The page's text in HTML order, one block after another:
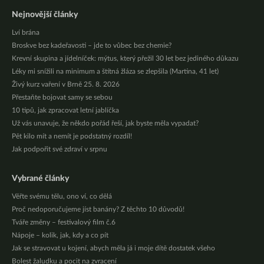
Nejnovější články
Lví brána
Broskve bez kadeřavosti – jde to vůbec bez chemie?
Krevní skupina a jídelníček: mýtus, který přežil 30 let bez jediného důkazu
Léky mi snížili na minimum a štítná žláza se zlepšila (Martina, 41 let)
Živý kurz vaření v Brně 25. 8. 2026
Přestaňte bojovat samy se sebou
10 tipů, jak zpracovat letní jablíčka
Už vás unavuje, že někdo pořád řeší, jak byste měla vypadat?
Pět kilo mít a nemít je podstatný rozdíl!
Jak podpořit své zdraví v srpnu
Vybrané články
Věřte svému tělu, ono ví, co dělá
Proč nedoporučujeme jíst banány? Z těchto 10 důvodů!
Tváře změny – festivalový film č.6
Nápoje – kolik, jak, kdy a co pít
Jak se stravovat u kojení, abych měla já i moje dítě dostatek všeho
Bolest žaludku a pocit na zvracení